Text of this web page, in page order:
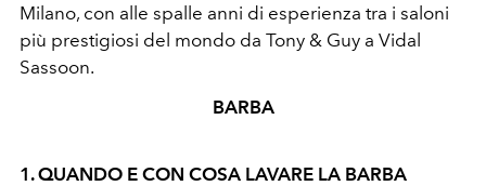
Milano, con alle spalle anni di esperienza tra i saloni
più prestigiosi del mondo da Tony & Guy a Vidal
Sassoon.
BARBA
1. QUANDO E CON COSA LAVARE LA BARBA